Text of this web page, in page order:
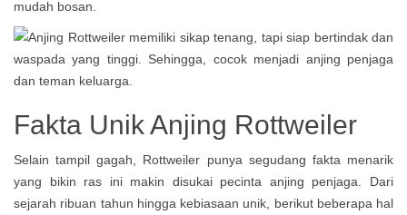
mudah bosan.
Fakta Unik Anjing Rottweiler
Selain tampil gagah, Rottweiler punya segudang fakta menarik
yang bikin ras ini makin disukai pecinta anjing penjaga. Dari
sejarah ribuan tahun hingga kebiasaan unik, berikut beberapa hal